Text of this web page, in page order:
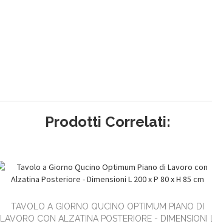
Prodotti Correlati:
TAVOLO A GIORNO QUCINO OPTIMUM PIANO DI
LAVORO CON ALZATINA POSTERIORE - DIMENSIONI L